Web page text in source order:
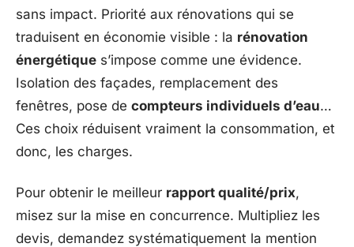
sans impact. Priorité aux rénovations qui se
traduisent en économie visible : la rénovation
énergétique s’impose comme une évidence.
Isolation des façades, remplacement des
fenêtres, pose de compteurs individuels d’eau…
Ces choix réduisent vraiment la consommation, et
donc, les charges.
Pour obtenir le meilleur rapport qualité/prix,
misez sur la mise en concurrence. Multipliez les
devis, demandez systématiquement la mention